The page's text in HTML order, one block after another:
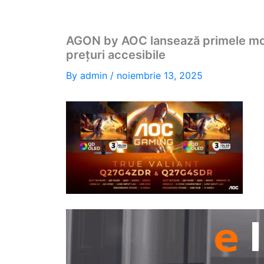
AGON by AOC lansează primele
prețuri accesibile
By admin / noiembrie 13, 2025